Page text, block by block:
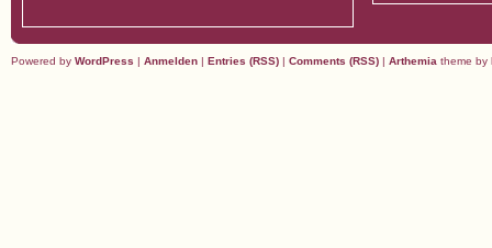
Powered by WordPress | Anmelden | Entries (RSS) | Comments (RSS) | Arthemia theme by